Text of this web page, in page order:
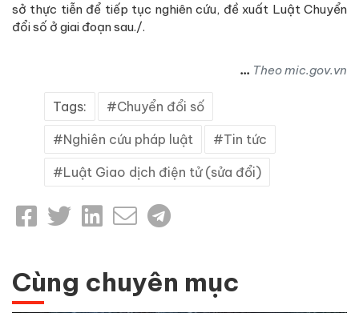
sở thực tiễn để tiếp tục nghiên cứu, đề xuất Luật Chuyển
đổi số ở giai đoạn sau./.
... Theo mic.gov.vn
Tags: Chuyển đổi số
Nghiên cứu pháp luật Tin tức
Luật Giao dịch điện tử (sửa đổi)
Cùng chuyên mục